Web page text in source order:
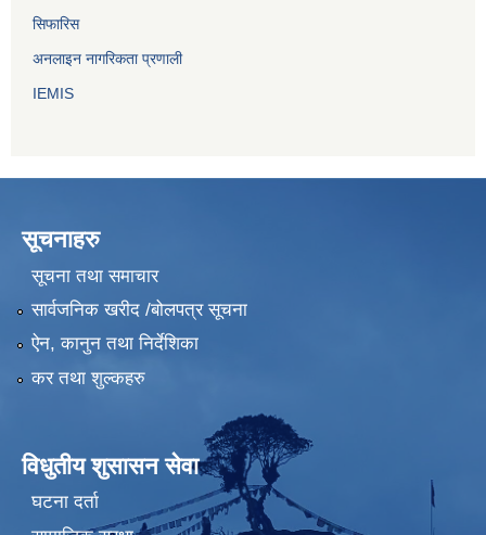
सिफारिस
अनलाइन नागरिकता प्रणाली
IEMIS
सूचनाहरु
सूचना तथा समाचार
सार्वजनिक खरीद /बोलपत्र सूचना
ऐन, कानुन तथा निर्देशिका
कर तथा शुल्कहरु
विधुतीय शुसासन सेवा
घटना दर्ता